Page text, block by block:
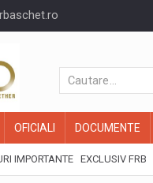
OFICIALI DOCUMENTE
IMPORTANTE EXCLUSIV FRB